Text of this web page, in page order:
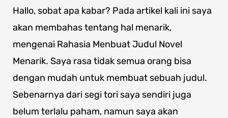
Hallo, sobat apa kabar? Pada artikel kali ini saya
akan membahas tentang hal menarik,
mengenai Rahasia Menbuat Judul Novel
Menarik. Saya rasa tidak semua orang bisa
dengan mudah untuk membuat sebuah judul.
Sebenarnya dari segi tori saya sendiri juga
belum terlalu paham, namun saya akan